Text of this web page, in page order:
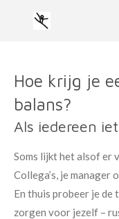
hoofdinhoud
Hoe krijg je
balans?
Als iedereen
Soms lijkt het alsof er
Collega’s, je
En thuis probeer je
zorgen voor jezelf –